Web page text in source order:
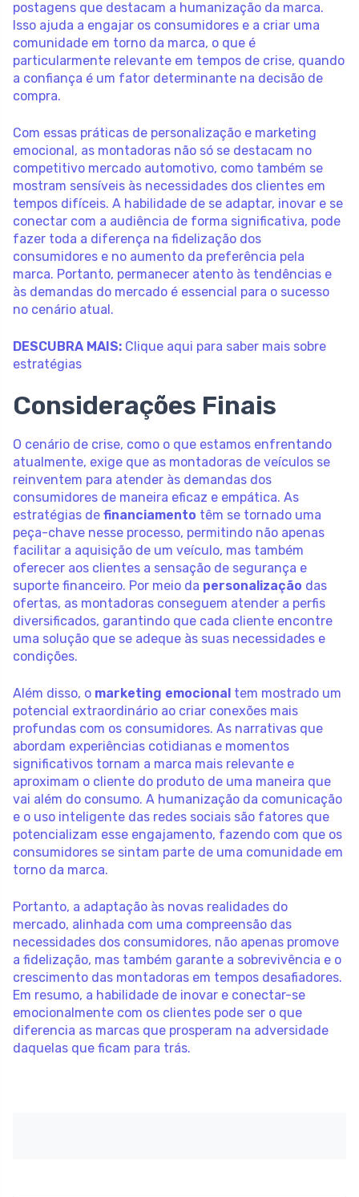
postagens que destacam a humanização da marca.
Isso ajuda a engajar os consumidores e a criar uma
comunidade em torno da marca, o que é
particularmente relevante em tempos de crise, quando
a confiança é um fator determinante na decisão de
compra.
Com essas práticas de personalização e marketing
emocional, as montadoras não só se destacam no
competitivo mercado automotivo, como também se
mostram sensíveis às necessidades dos clientes em
tempos difíceis. A habilidade de se adaptar, inovar e se
conectar com a audiência de forma significativa, pode
fazer toda a diferença na fidelização dos
consumidores e no aumento da preferência pela
marca. Portanto, permanecer atento às tendências e
às demandas do mercado é essencial para o sucesso
no cenário atual.
DESCUBRA MAIS: Clique aqui para saber mais sobre
estratégias
Considerações Finais
O cenário de crise, como o que estamos enfrentando
atualmente, exige que as montadoras de veículos se
reinventem para atender às demandas dos
consumidores de maneira eficaz e empática. As
estratégias de financiamento têm se tornado uma
peça-chave nesse processo, permitindo não apenas
facilitar a aquisição de um veículo, mas também
oferecer aos clientes a sensação de segurança e
suporte financeiro. Por meio da personalização das
ofertas, as montadoras conseguem atender a perfis
diversificados, garantindo que cada cliente encontre
uma solução que se adeque às suas necessidades e
condições.
Além disso, o marketing emocional tem mostrado um
potencial extraordinário ao criar conexões mais
profundas com os consumidores. As narrativas que
abordam experiências cotidianas e momentos
significativos tornam a marca mais relevante e
aproximam o cliente do produto de uma maneira que
vai além do consumo. A humanização da comunicação
e o uso inteligente das redes sociais são fatores que
potencializam esse engajamento, fazendo com que os
consumidores se sintam parte de uma comunidade em
torno da marca.
Portanto, a adaptação às novas realidades do
mercado, alinhada com uma compreensão das
necessidades dos consumidores, não apenas promove
a fidelização, mas também garante a sobrevivência e o
crescimento das montadoras em tempos desafiadores.
Em resumo, a habilidade de inovar e conectar-se
emocionalmente com os clientes pode ser o que
diferencia as marcas que prosperam na adversidade
daquelas que ficam para trás.